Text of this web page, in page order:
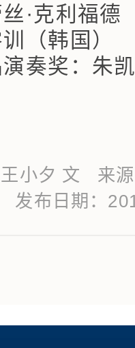
·克利福德
（韩国）
奏奖：朱
王小夕 文 来
发布日期：